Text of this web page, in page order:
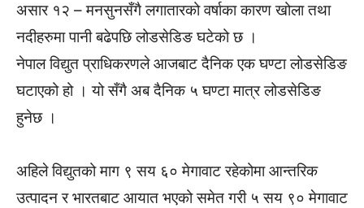
असार १२ – मनसुनसँगै लगातारको वर्षाका कारण खोला तथा
नदीहरुमा पानी बढेपछि लोडसेडिङ घटेको छ ।
नेपाल विद्युत प्राधिकरणले आजबाट दैनिक एक घण्टा लोडसेडिङ
घटाएको हो । यो सँगै अब दैनिक ५ घण्टा मात्र लोडसेडिङ
हुनेछ ।
अहिले विद्युतको माग ९ सय ६० मेगावाट रहेकोमा आन्तरिक
उत्पादन र भारतबाट आयात भएको समेत गरी ५ सय ९० मेगावाट